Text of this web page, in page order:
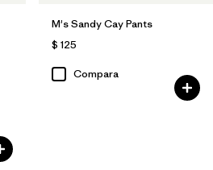
M's Sandy Cay Pants
$ 125
Compara